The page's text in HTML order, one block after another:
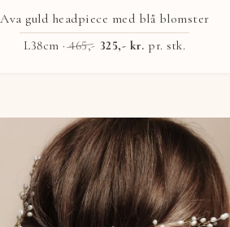
Ava guld headpiece med blå blomster
L38cm ·465,- 325,- kr. pr. stk.